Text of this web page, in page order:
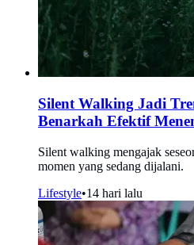
Silent Walking Jadi
Benarkah Efektif
Silent walking mengajak
momen yang sedang dijalani.
Lifestyle•14 hari lalu